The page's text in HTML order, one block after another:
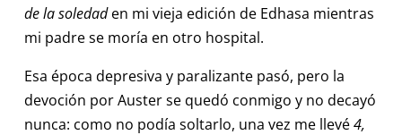
de la soledaden mi vieja edición de Edhasa mientras
mi padre se moría en otro hospital.
Esa época depresiva y paralizante pasó, pero la
devoción por Auster se quedó conmigo y no decayó
nunca: como no podía soltarlo, una vez me llevé4,